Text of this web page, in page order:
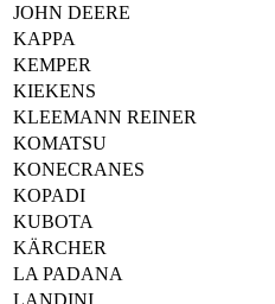
JOHN DEERE
KAPPA
KEMPER
KIEKENS
KLEEMANN REINER
KOMATSU
KONECRANES
KOPADI
KUBOTA
KÄRCHER
LA PADANA
LANDINI